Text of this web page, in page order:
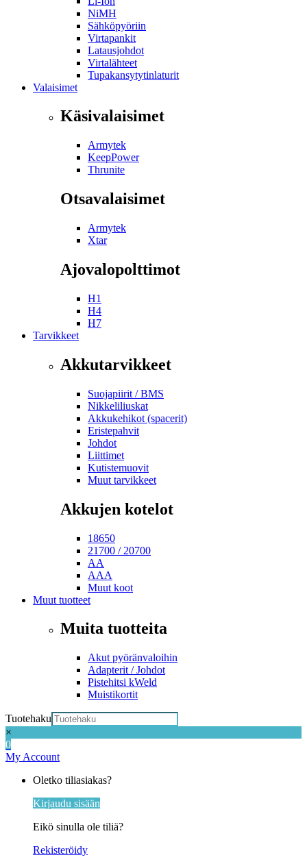
NiMH
Sähköpyöriin
Virtapankit
Latausjohdot
Virtalähteet
Tupakansytytinlaturit
Valaisimet
Käsivalaisimet
Armytek
KeepPower
Thrunite
Otsavalaisimet
Armytek
Xtar
Ajovalopolttimot
H1
H4
H7
Tarvikkeet
Akkutarvikkeet
Suojapiirit / BMS
Nikkeliliuskat
Akkukehikot (spacerit)
Eristepahvit
Johdot
Liittimet
Kutistemuovit
Muut tarvikkeet
Akkujen kotelot
18650
21700 / 20700
AA
AAA
Muut koot
Muut tuotteet
Muita tuotteita
Akut pyöränvaloihin
Adapterit / Johdot
Pistehitsi kWeld
Muistikortit
Tuotehaku
×
0
My Account
Oletko tiliasiakas?
Kirjaudu sisään
Eikö sinulla ole tiliä?
Rekisteröidy